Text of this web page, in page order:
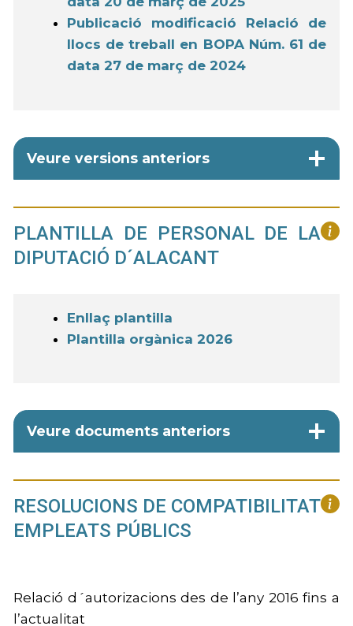
Publicació modificació Relació de
llocs de treball en BOPA Núm. 61 de
data 27 de març de 2024
Veure versions anteriors
PLANTILLA DE PERSONAL DE LA
DIPUTACIÓ D´ALACANT
Enllaç plantilla
Plantilla orgànica 2026
Veure documents anteriors
RESOLUCIONS DE COMPATIBILITAT
EMPLEATS PÚBLICS
Relació d´autorizacions des de l’any 2016 fins a
l’actualitat